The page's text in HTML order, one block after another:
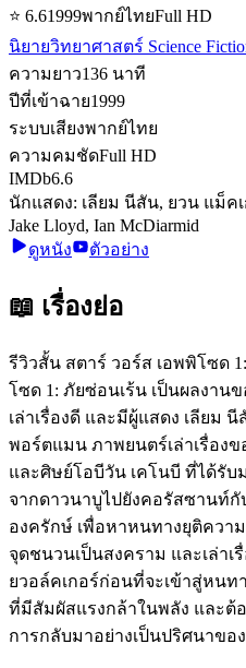
⭐ 6.61999พากย์ไทยFull HD
นิยายวิทยาศาสตร์ Science
ความยาว136 นาที
ปีที่เข้าฉาย1999
ระบบเสียงพากย์ไทย
ความคมชัดFull HD
IMDb6.6
นักแสดง: เลียม นีสัน, ยวน แม็ค
Jake Lloyd, Ian McDiarmid
ดูหนัง
ตัวอย่าง
📖 เรื่องย่อ
รีวิวสั้น สตาร์ วอร์ส เอพพิโซด
โซด 1: ภัยซ่อนเร้น เป็นผลงาน
เล่าเรื่องดี และมีผู้แสดง เลียม
พอร์ตแมน ภาพยนตร์เล่าเรื่อง
และศิษย์โอบีวัน เคโนบี ที่ได้รั
จากดาวนาบูไปยังคอรัสซานท์
องครักษ์ เพื่อหาหนทางยุติควา
จุดชนวนเป็นสงคราม และเล่าเ
ยวอล์คเกอร์ก่อนที่จะเข้าสู่หนท
ที่มีสัมผัสแรงกล้าในพลัง และต้
การกลับมาอย่างเป็นปริศนาขอ